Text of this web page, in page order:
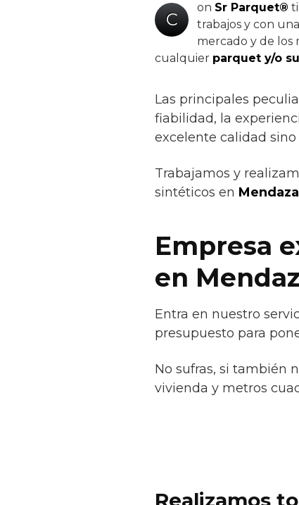
C
on Sr Parquet®
trabajos y con
mercado y de los
cualquier parquet y/o
Las principales
fiabilidad, la
excelente calidad
Trabajamos y
sintéticos en
Empresa
en
Entra en nuestro
presupuesto para
No sufras, si también
vivienda y metros
Realizamos